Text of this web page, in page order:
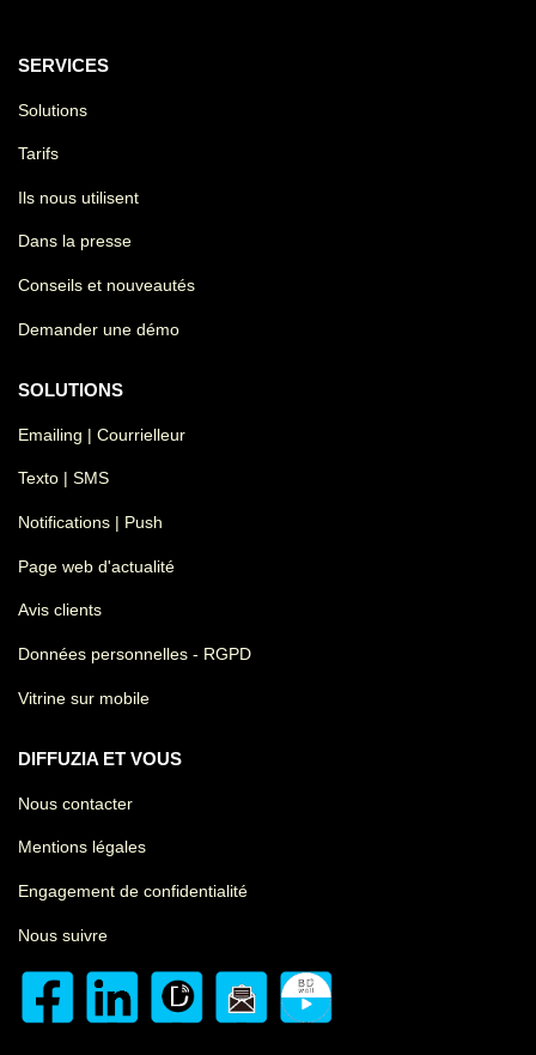
SERVICES
Solutions
Tarifs
Ils nous utilisent
Dans la presse
Conseils et nouveautés
Demander une démo
SOLUTIONS
Emailing | Courrielleur
Texto | SMS
Notifications | Push
Page web d'actualité
Avis clients
Données personnelles - RGPD
Vitrine sur mobile
DIFFUZIA ET VOUS
Nous contacter
Mentions légales
Engagement de confidentialité
Nous suivre